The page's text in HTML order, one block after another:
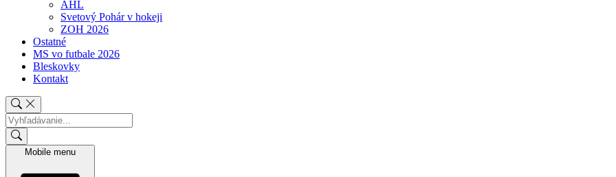
AHL
Svetový Pohár v hokeji
ZOH 2026
Ostatné
MS vo futbale 2026
Bleskovky
Kontakt
Mobile menu